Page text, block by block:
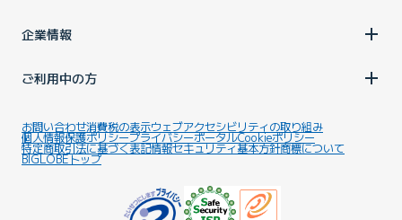
企業情報
ご利用中の方
お問い合わせ消費税の表示ウェブアクセシビリティの取り組み
個人情報保護ポリシープライバシーポータルCookieポリシー
特定商取引法に基づく表記情報セキュリティ基本方針商標について
BIGLOBEトップ